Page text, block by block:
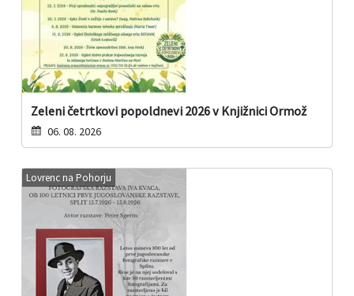
Zeleni četrtkovi popoldnevi 2026 v Knjižnici Ormož
06. 08. 2026
Lovrenc na Pohorju